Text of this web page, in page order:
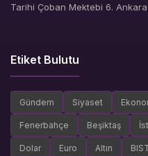
Tarihi Çoban Mektebi 6.
Etiket Bulutu
Gündem Siyaset
Fenerbahçe Beşiktaş
Dolar Euro Altın